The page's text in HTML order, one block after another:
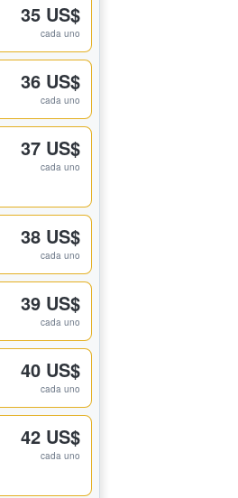
35 US$
cada uno
36 US$
cada uno
37 US$
cada uno
38 US$
cada uno
39 US$
cada uno
40 US$
cada uno
42 US$
cada uno